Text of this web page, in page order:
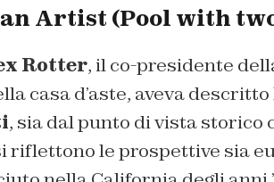
Artist (Pool with
Rotter, il co-presidente
casa d’aste, aveva descritto
, sia dal punto di vista storico
riflettono le prospettive sia